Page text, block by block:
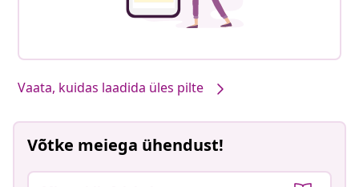
Vaata, kuidas laadida üles pilte
Võtke meiega ühendust!